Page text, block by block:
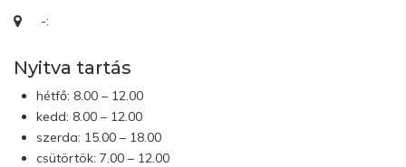
-:
Nyitva tartás
hétfő: 8.00 – 12.00
kedd: 8.00 – 12.00
szerda: 15.00 – 18.00
csütörtök: 7.00 – 12.00